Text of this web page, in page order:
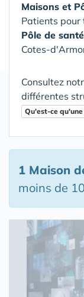
Maisons et
Patients pour
Pôle de santé
Cotes-
Consultez
différentes
Qu'est-ce
1 Maison
moins de